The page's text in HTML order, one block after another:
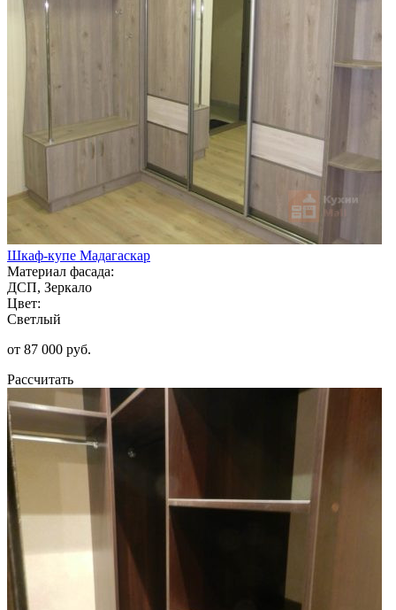
Шкаф-купе Мадагаскар
Материал фасада:
ДСП, Зеркало
Цвет:
Светлый
от 87 000 руб.
Рассчитать